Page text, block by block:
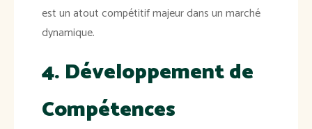
est un atout compétitif majeur dans un marché
dynamique.
4. Développement de
Compétences